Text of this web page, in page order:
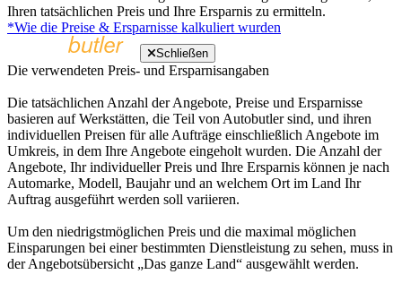
Ihren tatsächlichen Preis und Ihre Ersparnis zu ermitteln.
*Wie die Preise & Ersparnisse kalkuliert wurden
Schließen
Die verwendeten Preis- und Ersparnisangaben
Die tatsächlichen Anzahl der Angebote, Preise und Ersparnisse
basieren auf Werkstätten, die Teil von Autobutler sind, und ihren
individuellen Preisen für alle Aufträge einschließlich Angebote im
Umkreis, in dem Ihre Angebote eingeholt wurden. Die Anzahl der
Angebote, Ihr individueller Preis und Ihre Ersparnis können je nach
Automarke, Modell, Baujahr und an welchem Ort im Land Ihr
Auftrag ausgeführt werden soll variieren.
Um den niedrigstmöglichen Preis und die maximal möglichen
Einsparungen bei einer bestimmten Dienstleistung zu sehen, muss in
der Angebotsübersicht „Das ganze Land“ ausgewählt werden.